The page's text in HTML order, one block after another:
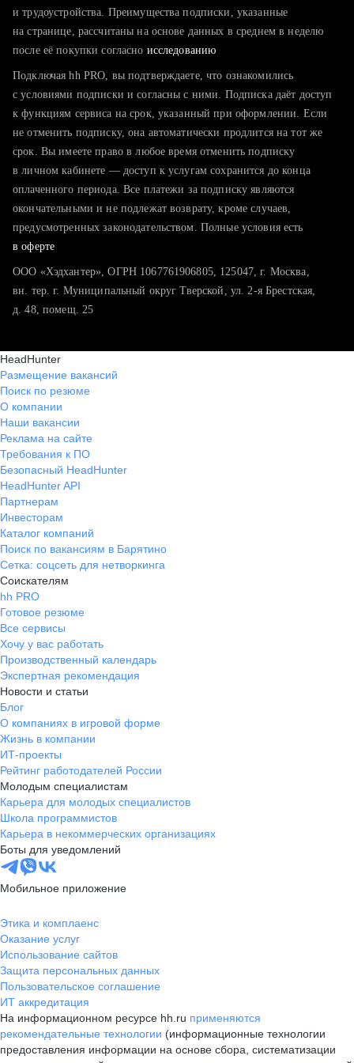
тратите много времени на поиск и вручную поднимаете
хотите сравнить себя с конкурентами и оценить шансы
и трудоустройства. Преимущества подписки, указанные
на странице, рассчитаны на основе данных в среднем в неделю
после её покупки согласно исследованию
Подключая hh PRO, вы подтверждаете, что ознакомились
с условиями подписки и согласны с ними. Подписка даёт доступ
к функциям сервиса на срок, указанный при оформлении. Если
не отменить подписку, она автоматически продлится на тот же
срок. Вы имеете право в любое время отменить подписку
в личном кабинете — доступ к услугам сохранится до конца
оплаченного периода. Все платежи за подписку являются
окончательными и не подлежат возврату, кроме случаев,
предусмотренных законодательством. Полные условия есть
в оферте
ООО «Хэдхантер», ОГРН 1067761906805, 125047, г. Москва,
вн. тер. г. Муниципальный округ Тверской, ул. 2-я Брестская,
д. 48, помещ. 25
HeadHunter
Размещение вакансий
Поиск по резюме
О компании
Наши вакансии
Реклама на сайте
Требования к ПО
Безопасный HeadHunter
HeadHunter API
Партнерам
Инвесторам
Каталог компаний
Поиск по вакансиям в Барятино
Сетка: соцсеть для нетворкинга
Соискателям
hh PRO
Готовое резюме
Все сервисы
Хочу у вас работать
Производственный календарь
Экспертная рекомендация
Новости и статьи
Блог
О компаниях в игровой форме
Жизнь в компании
ИТ-проекты
Рейтинг работодателей России
Молодым специалистам
Карьера для молодых специалистов
Школа программистов
Карьера в некоммерческих организациях
Боты для уведомлений
Мобильное приложение
Этика и комплаенс
Оказание услуг
Использование сайтов
Защита персональных данных
Пользовательское соглашение
ИТ аккредитация
На информационном ресурсе hh.ru применяются
рекомендательные технологии (информационные технологии
предоставления информации на основе сбора, систематизации